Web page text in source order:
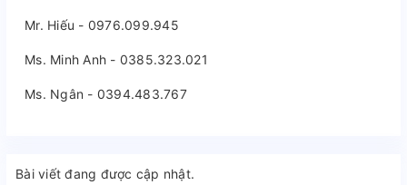
Mr. Hiếu - 0976.099.945
Ms. Minh Anh - 0385.323.021
Ms. Ngân - 0394.483.767
Bài viết đang được cập nhật.